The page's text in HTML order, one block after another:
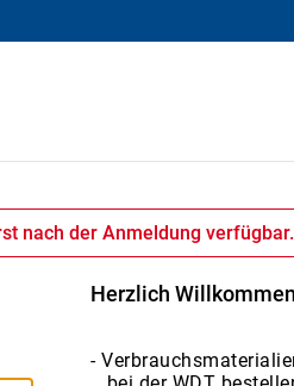
nach der Anmeldung verfügbar.
Herzlich
-